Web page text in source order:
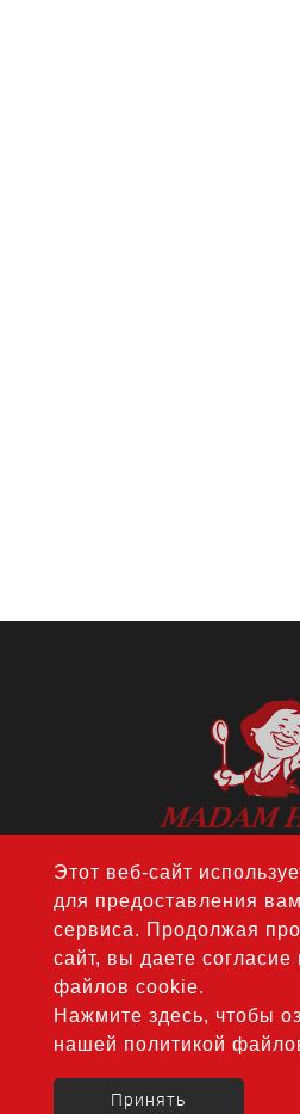
Этот веб-сайт
для предоставления
сервиса. Продолжая
сайт, вы даете
файлов cookie.
Нажмите здесь, чтобы
нашей политикой
Принять
Rd., Nantun Dist.,
ТЕЛ：
ФАКС: +886-4-
Copyright © 2020-2026 Hong
rights reserved.